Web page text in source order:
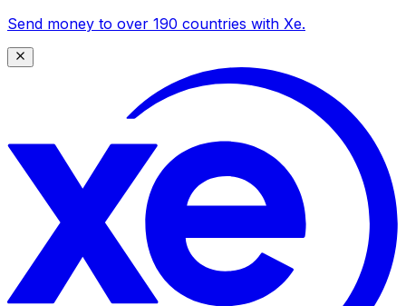
Send money to over 190 countries with Xe.